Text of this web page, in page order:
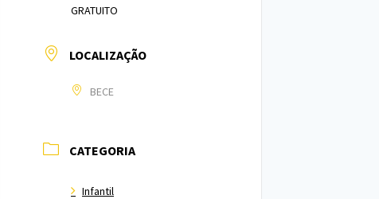
GRATUITO
LOCALIZAÇÃO
BECE
CATEGORIA
Infantil